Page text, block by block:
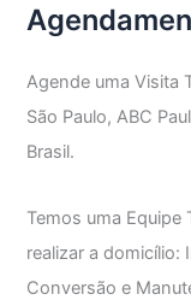
Agende uma Visita
São Paulo, ABC
Brasil.
Temos uma Equipe
realizar a domicílio:
Conversão e